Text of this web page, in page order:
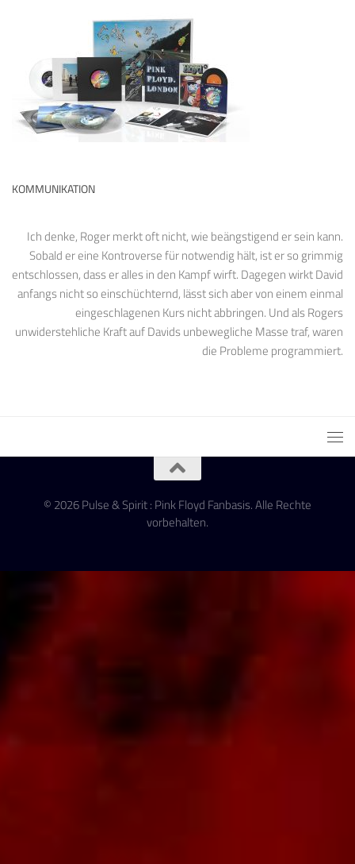
KOMMUNIKATION
Ich denke, Roger merkt oft nicht, wie beängstigend er sein kann.
Sobald er eine Kontroverse für notwendig hält, ist er so grimmig
entschlossen, dass er alles in den Kampf wirft. Dagegen wirkt David
anfangs nicht so einschüchternd, lässt sich aber von einem einmal
eingeschlagenen Kurs nicht abbringen. Und als Rogers
unwiderstehliche Kraft auf Davids unbewegliche Masse traf, waren
die Probleme programmiert.
© 2026 Pulse & Spirit : Pink Floyd Fanbasis. Alle Rechte
vorbehalten.